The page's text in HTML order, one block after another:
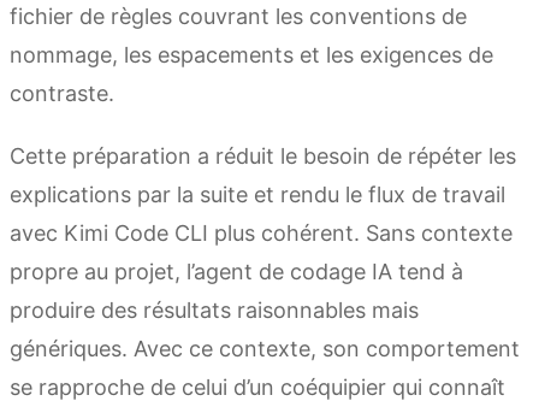
fichier de règles couvrant les conventions de
nommage, les espacements et les exigences de
contraste.
Cette préparation a réduit le besoin de répéter les
explications par la suite et rendu le flux de travail
avec Kimi Code CLI plus cohérent. Sans contexte
propre au projet, l’agent de codage IA tend à
produire des résultats raisonnables mais
génériques. Avec ce contexte, son comportement
se rapproche de celui d’un coéquipier qui connaît